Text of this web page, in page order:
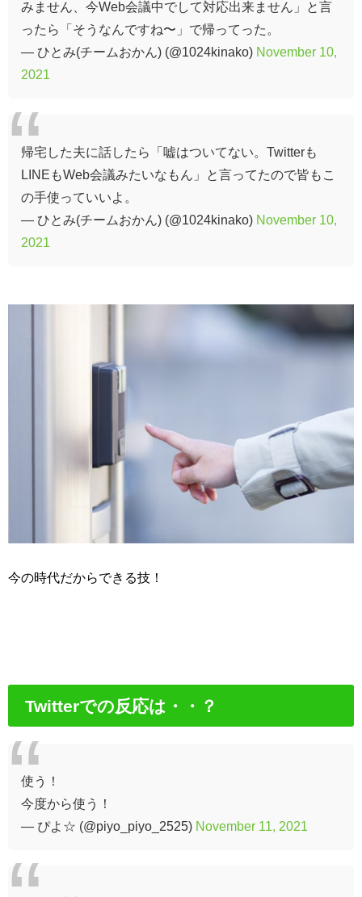
みません、今Web会議中でして対応出来ません」と言
ったら「そうなんですね〜」で帰ってった。
— ひとみ(チームおかん) (@1024kinako) November 10,
2021
帰宅した夫に話したら「嘘はついてない。Twitterも
LINEもWeb会議みたいなもん」と言ってたので皆もこ
の手使っていいよ。
— ひとみ(チームおかん) (@1024kinako) November 10,
2021
今の時代だからできる技！
Twitterでの反応は・・？
使う！
今度から使う！
— ぴよ☆ (@piyo_piyo_2525) November 11, 2021